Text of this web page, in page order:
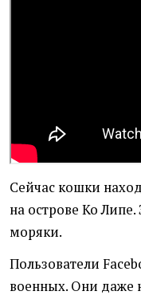
Сейчас кошки
на острове Ко
моряки.
Пользователи
военных. Они даже